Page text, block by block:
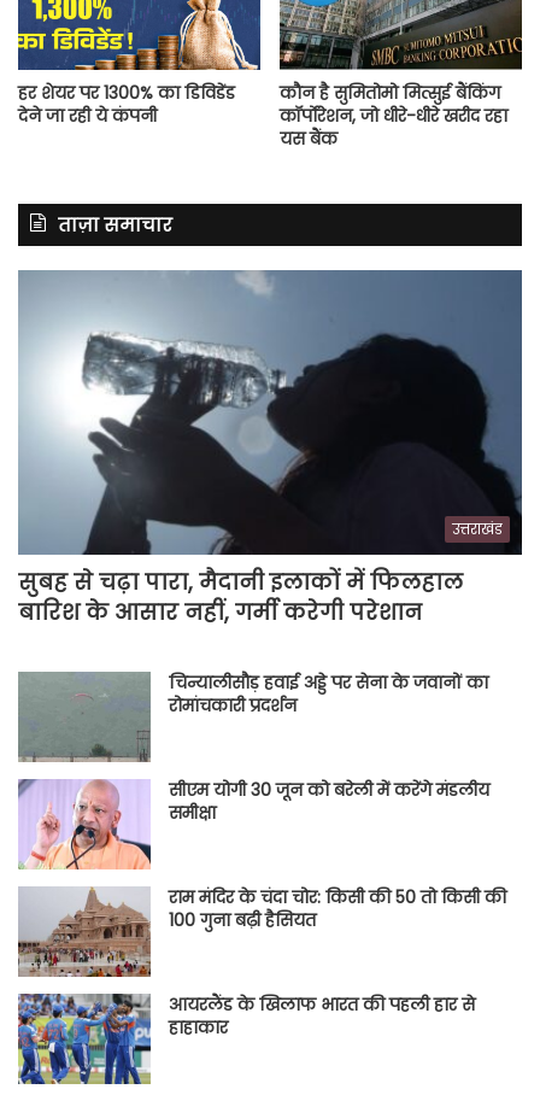
हर शेयर पर 1300% का डिविडेंड
देने जा रही ये कंपनी
कौन है सुमितोमो मित्सुई बैंकिंग
कॉर्पोरेशन, जो धीरे-धीरे खरीद रहा
यस बैंक
ताज़ा समाचार
उत्तराखंड
सुबह से चढ़ा पारा, मैदानी इलाकों में फिलहाल
बारिश के आसार नहीं, गर्मी करेगी परेशान
चिन्यालीसौड़ हवाई अड्डे पर सेना के जवानों का
रोमांचकारी प्रदर्शन
सीएम योगी 30 जून को बरेली में करेंगे मंडलीय
समीक्षा
राम मंदिर के चंदा चोर: किसी की 50 तो किसी की
100 गुना बढ़ी हैसियत
आयरलैंड के खिलाफ भारत की पहली हार से
हाहाकार